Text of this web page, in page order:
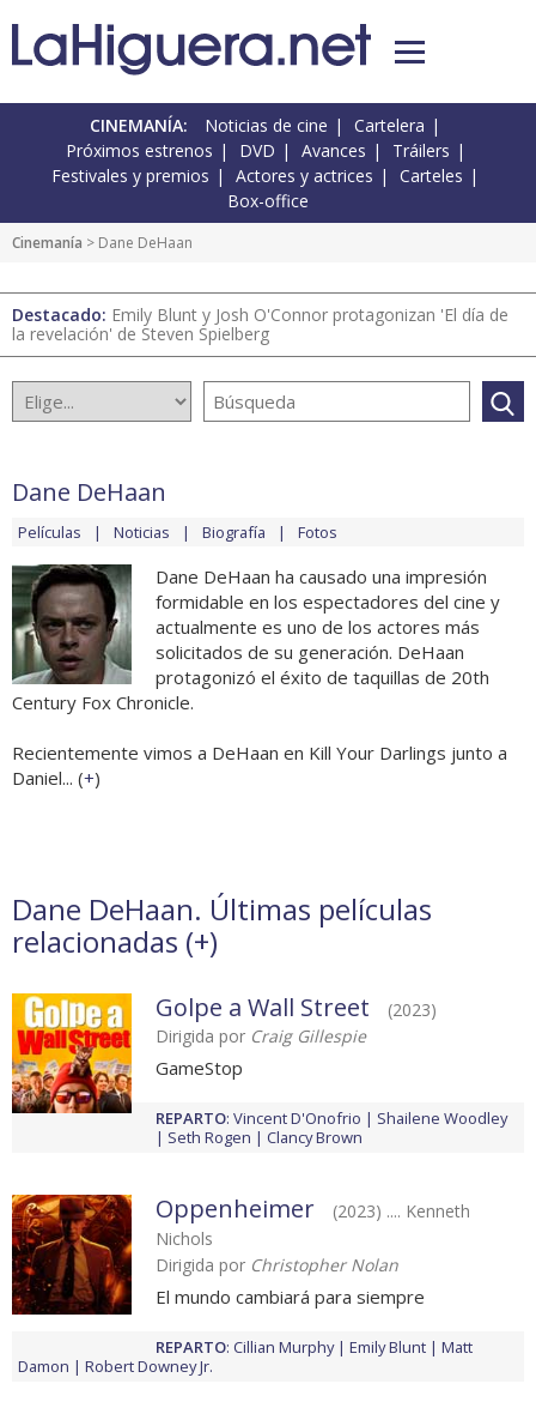
CINEMANÍA: Noticias de cine
Cartelera
Próximos estrenos
DVD Avances
Tráilers
Festivales y premios
Actores y actrices
Carteles
Box-office
Cinemanía > Dane DeHaan
Destacado: Emily Blunt y Josh O'Connor protagonizan 'El día de
la revelación' de Steven Spielberg
Dane DeHaan
Películas Noticias Biografía Fotos
Dane DeHaan ha causado una impresión
formidable en los espectadores del cine y
actualmente es uno de los actores más
solicitados de su generación. DeHaan
protagonizó el éxito de taquillas de 20th
Century Fox Chronicle.
Recientemente vimos a DeHaan en Kill Your Darlings junto a
Daniel... (+)
Dane DeHaan. Últimas películas
relacionadas (+)
Golpe a Wall Street
(2023)
Dirigida por Craig Gillespie
GameStop
REPARTO: Vincent D'Onofrio
Shailene Woodley
Seth Rogen
Clancy Brown
Oppenheimer
(2023) .... Kenneth
Nichols
Dirigida por Christopher Nolan
El mundo cambiará para siempre
REPARTO: Cillian Murphy Emily Blunt
Matt
Damon
Robert Downey Jr.